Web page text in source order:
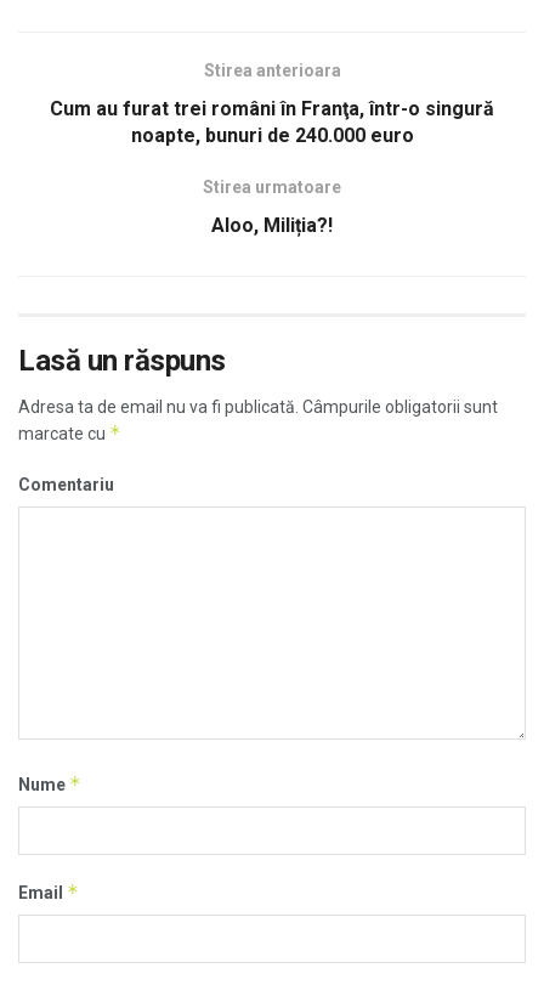
Stirea anterioara
Cum au furat trei români în Franţa, într-o singură
noapte, bunuri de 240.000 euro
Stirea urmatoare
Aloo, Miliția?!
Lasă un răspuns
Adresa ta de email nu va fi publicată. Câmpurile obligatorii sunt
marcate cu *
Comentariu
Nume *
Email *